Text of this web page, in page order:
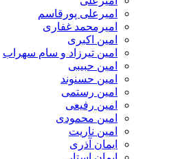
امیرعلی پورقاسم
امیرمحمد غفاری
امین اکبری
امین تیرزاد و سام سهراب
امین حبیبی
امین حسنوند
امین رستمی
امین رفیعی
امین محمودی
امین ناریت
ایمان آذری